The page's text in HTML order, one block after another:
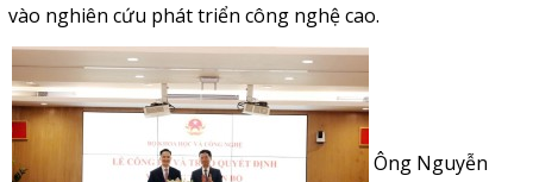
vào nghiên cứu phát triển công nghệ cao.
Ông Nguyễn